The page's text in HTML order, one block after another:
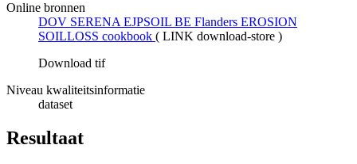
Online bronnen
DOV SERENA EJPSOIL BE Flanders EROSION
SOILLOSS cookbook ( LINK download-store )
Download tif
Niveau kwaliteitsinformatie
dataset
Resultaat